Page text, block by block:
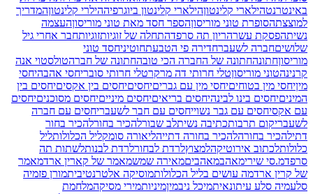
באינטרנטהילארי קלינטוןהילארי קלינטון ביוגרפיההילרי קלינטוןהמדריך
למוצצתהסופרת טוני מוריסוןהספר חסד מאת טוני מוריסוןהעצמה
נשיתהפסקת עשרהריון תה סרפדהתחלה של זוגיותזוגיותחבר אחרי גיל
שלושיםחברה לשעברחדירה פי הטבעתחוטיניחסד טוני
מוריסוןחתונהחתונה של החברה הכי טובהחתונה של חברהטולסטוי אנה
קרנינהטוני מוריסוןטלי חרותי דה מרקרטלי חרותי סובריחסי אהבהיחסי
מיןיחסי מין בטוחיםיחסי מין עם גבריםיחסיםיחסים בין אקסיםיחסים בין
המיניםיחסים בינו לבינהיחסים בריאיםיחסים מינייםיחסים מסוכניםיחסים
עם אקסיחסים עם גבר נשוייחסים עם חבר לשעבריחסים עם חברה
לשעבריקום תרבותכתיבה נשיתלב שבורלהכיר בחורלהכיר בחור
דתילהכיר בחורהלהכיר בחורה דתייהליאורה סומקליל הכלולותליל
כלולותלכתוב אירוטיקהלמצוץלרדת לבחורלרדת לבנותלשתות תה
סרפדמ.סי שירימאהבמאהביםמאירה שמשמאמר של קארין ארדמאמר
של קרין ארדמה עושים בליל הכלולותמוסיקה אלטרנטיביתמורן פזמיה
סלעמיה סלע עיתונאיתמיכל ניבמיןמיניותמירי מסיקהמלחמת